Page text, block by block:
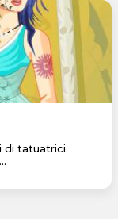
di tatuatrici